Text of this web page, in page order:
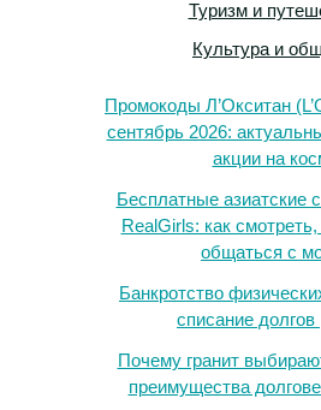
Туризм и
Культура и
Промокоды Л’Окситан
сентябрь 2026:
акции на
Бесплатные азиатские
RealGirls: как
общаться с
Банкротство
списание
Почему гранит
преимущества